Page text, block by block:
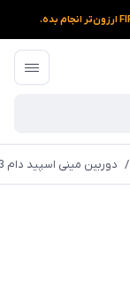
/ دوربین مینی اسپید دام 3 مگاپیکسل v380 دو گوش مشکی-سفید